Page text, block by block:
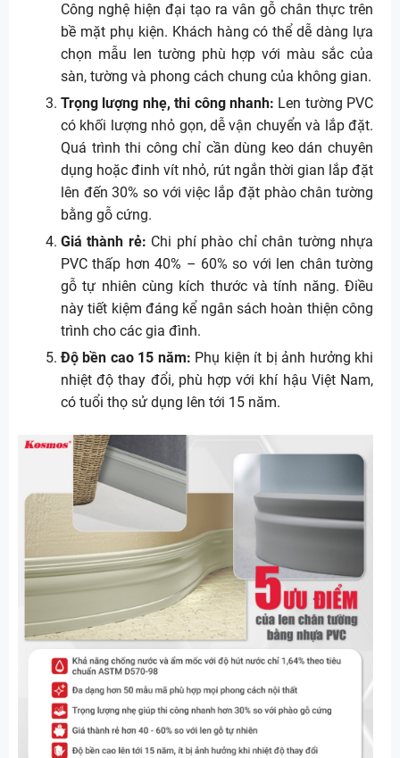
Công nghệ hiện đại tạo ra vân gỗ chân thực trên
bề mặt phụ kiện. Khách hàng có thể dễ dàng lựa
chọn mẫu len tường phù hợp với màu sắc của
sàn, tường và phong cách chung của không gian.
Trọng lượng nhẹ, thi công nhanh: Len tường PVC
có khối lượng nhỏ gọn, dễ vận chuyển và lắp đặt.
Quá trình thi công chỉ cần dùng keo dán chuyên
dụng hoặc đinh vít nhỏ, rút ngắn thời gian lắp đặt
lên đến 30% so với việc lắp đặt phào chân tường
bằng gỗ cứng.
Giá thành rẻ: Chi phí phào chỉ chân tường nhựa
PVC thấp hơn 40% – 60% so với len chân tường
gỗ tự nhiên cùng kích thước và tính năng. Điều
này tiết kiệm đáng kể ngân sách hoàn thiện công
trình cho các gia đình.
Độ bền cao 15 năm: Phụ kiện ít bị ảnh hưởng khi
nhiệt độ thay đổi, phù hợp với khí hậu Việt Nam,
có tuổi thọ sử dụng lên tới 15 năm.